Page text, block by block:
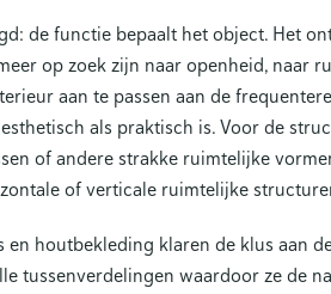
de functie bepaalt het object. Het
op zoek zijn naar openheid, naar
aan te passen aan de
als praktisch is. Voor de
of andere strakke ruimtelijke
of verticale ruimtelijke
en houtbekleding klaren de klus aan
tussenverdelingen waardoor ze de